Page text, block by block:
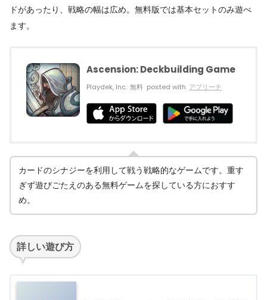
ドがあったり、戦略の幅は広め。無料版では基本セットのみ遊べ
ます。
Ascension: Deckbuilding Game
Playdek, Inc. 無料 posted with アプリーチ
カードのシナジーを利用して戦う戦略的なゲームです。重す
ぎず遊びごたえのある無料ゲームを探している方におすす
め。
詳しい遊び方